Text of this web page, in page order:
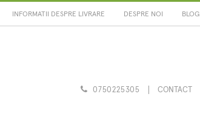
INFORMATII DESPRE LIVRARE DESPRE NOI BLOG
0750225305 CONTACT